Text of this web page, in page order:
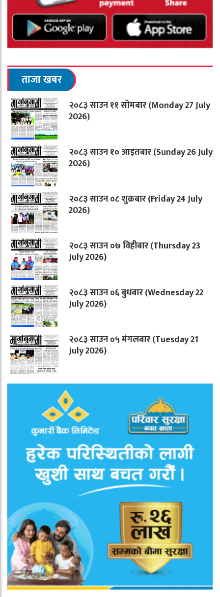
ताजा खबर
२०८३ साउन ११ सोमबार (Monday 27 July
2026)
२०८३ साउन १० आइतबार (Sunday 26 July
2026)
२०८३ साउन ०८ शुक्रबार (Friday 24 July
2026)
२०८३ साउन ०७ विहीबार (Thursday 23
July 2026)
२०८३ साउन ०६ बुधबार (Wednesday 22
July 2026)
२०८३ साउन ०५ मंगलबार (Tuesday 21
July 2026)